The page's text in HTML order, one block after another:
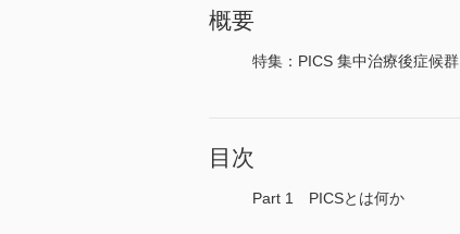
概要
特集：PICS 集中治療後症候群
目次
Part 1 PICSとは何か